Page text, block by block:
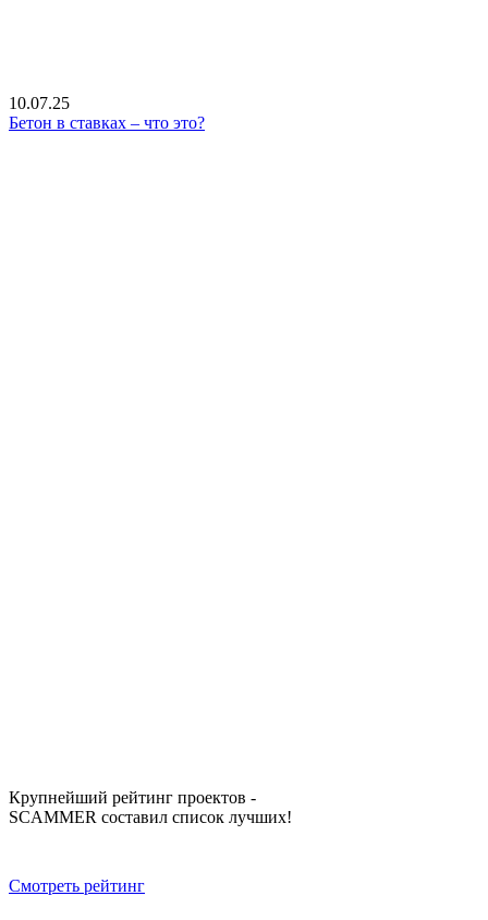
10.07.25
Бетон в ставках – что это?
Крупнейший рейтинг проектов -
SCAMMER составил список лучших!
Смотреть рейтинг